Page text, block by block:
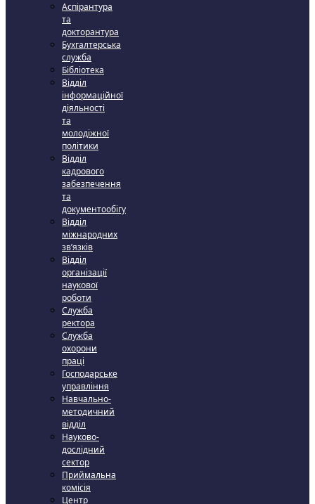
Аспірантура
та
докторантура
Бухгалтерська
служба
Бібліотека
Відділ
інформаційної
діяльності
та
молодіжної
політики
Відділ
кадрового
забезпечення
та
документообігу
Відділ
міжнародних
зв’язків
Відділ
організації
наукової
роботи
Служба
ректора
Служба
охорони
праці
Господарське
управління
Навчально-
методичний
відділ
Науково-
дослідний
сектор
Приймальна
комісія
Центр